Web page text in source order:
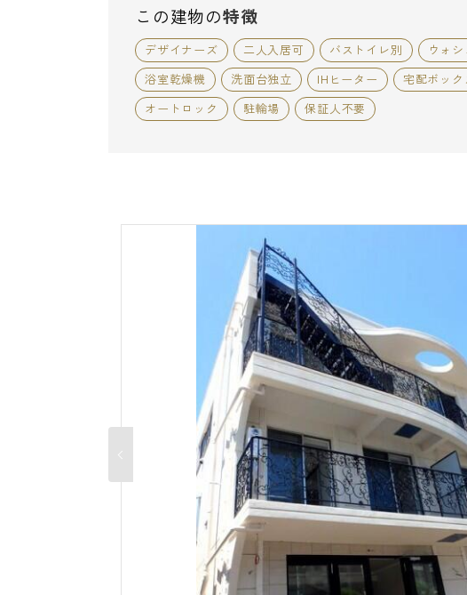
この建物の特徴
デザイナーズ 二人入居可 バストイレ別
ウォ
浴室乾燥機
洗面台独立 IHヒーター
宅配ボック
オートロック
駐輪場 保証人不要